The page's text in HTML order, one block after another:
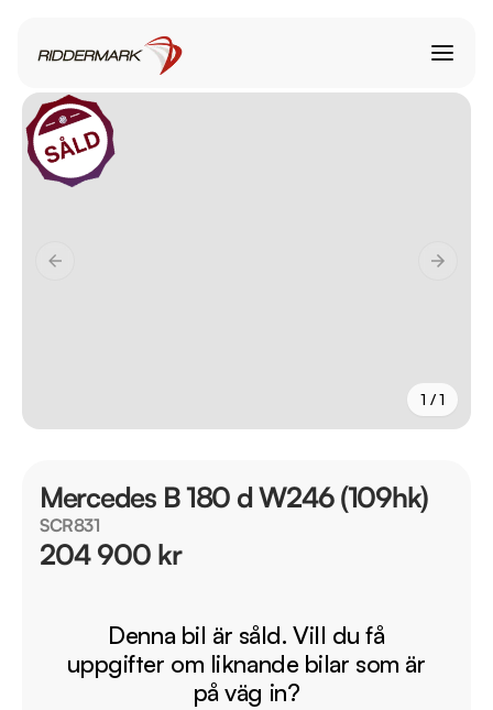
1 / 1
Mercedes B 180 d W246 (109hk)
SCR831
204 900 kr
Denna bil är såld. Vill du få
uppgifter om liknande bilar som är
på väg in?